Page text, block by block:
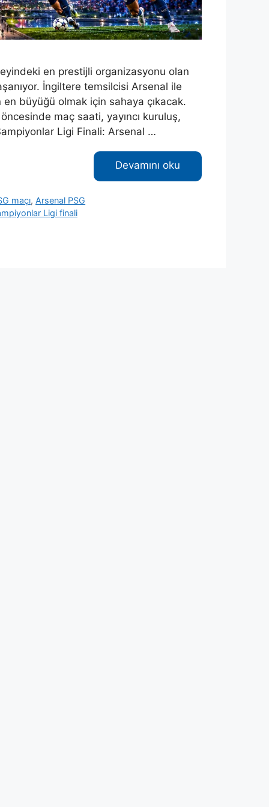
en prestijli organizasyonu olan
İngiltere temsilcisi Arsenal ile
en büyüğü olmak için sahaya çıkacak.
maç saati, yayıncı kuruluş,
Ligi Finali: Arsenal …
Devamını oku
maçı, Arsenal PSG
Ligi finali